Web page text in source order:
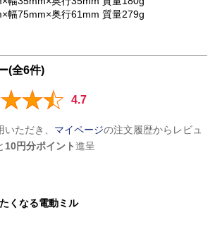
幅75mm×奥行61mm 質量279g
(全6件)
4.7
ただき、 マイページの注文履歴からレビュ
10円分ポイント進呈
くなる電動ミル